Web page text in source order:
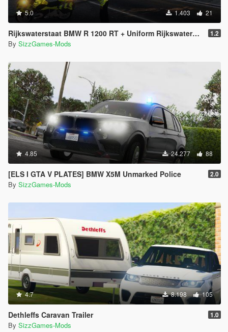
5.0 1.403 21
Rijkswaterstaat BMW R 1200 RT + Uniform Rijkswaterstaat [Orange or blue lights] 1.2
By SizzGames-Mods
4.85 24.277 88
[ELS I GTA V PLATES] BMW X5M Unmarked Police 2.0
By SizzGames-Mods
4.7 8.198 105
Dethleffs Caravan Trailer 1.0
By SizzGames-Mods